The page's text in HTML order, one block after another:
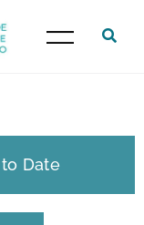
Date